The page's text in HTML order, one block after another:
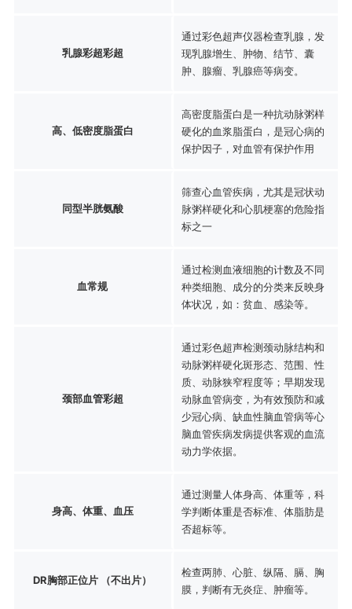
乳腺彩超彩超
通过彩色超声仪器检查乳腺，发
现乳腺增生、肿物、结节、囊
肿、腺瘤、乳腺癌等病变。
高、低密度脂蛋白
高密度脂蛋白是一种抗动脉粥样
硬化的血浆脂蛋白，是冠心病的
保护因子，对血管有保护作用
同型半胱氨酸
筛查心血管疾病，尤其是冠状动
脉粥样硬化和心肌梗塞的危险指
标之一
血常规
通过检测血液细胞的计数及不同
种类细胞、成分的分类来反映身
体状况，如：贫血、感染等。
颈部血管彩超
通过彩色超声检测颈动脉结构和
动脉粥样硬化斑形态、范围、性
质、动脉狭窄程度等；早期发现
动脉血管病变，为有效预防和减
少冠心病、缺血性脑血管病等心
脑血管疾病发病提供客观的血流
动力学依据。
身高、体重、血压
通过测量人体身高、体重等，科
学判断体重是否标准、体脂肪是
否超标等。
DR胸部正位片 （不出片）
检查两肺、心脏、纵隔、膈、胸
膜，判断有无炎症、肿瘤等。